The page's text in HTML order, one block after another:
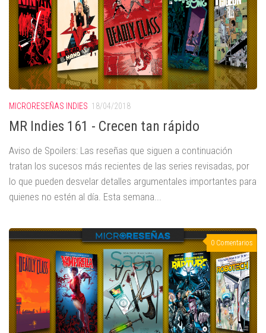
MICRORESEÑAS INDIES 18/04/2018
MR Indies 161 - Crecen tan rápido
Aviso de Spoilers: Las reseñas que siguen a continuación
tratan los sucesos más recientes de las series revisadas, por
lo que pueden desvelar detalles argumentales importantes para
quienes no estén al día. Esta semana...
0 Comentarios